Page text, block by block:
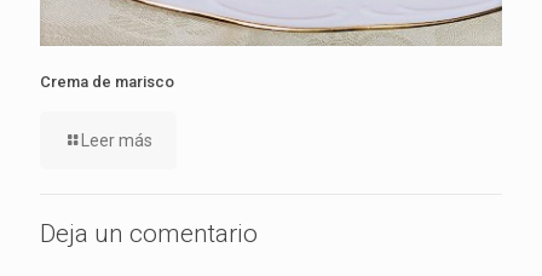
Crema de marisco
Leer más
Deja un comentario